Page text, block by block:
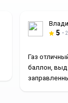
5 •
Газ
баллон,